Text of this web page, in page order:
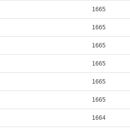
1665
1665
1665
1665
1665
1665
1664